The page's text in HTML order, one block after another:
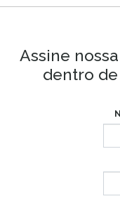
Assine
dentro